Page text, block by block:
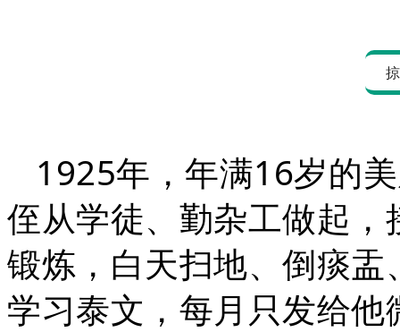
1925年，年满16岁的
侄从学徒、勤杂工做起
锻炼，白天扫地、倒痰
学习泰文，每月只发给